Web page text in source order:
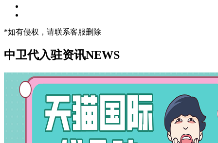
*如有侵权，请联系客服删除
中卫代入驻资讯NEWS